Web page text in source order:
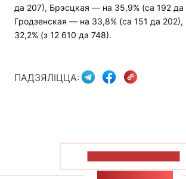
да 207), Брэсцкая — на 35,9% (са 192 да
Гродзенская — на 33,8% (са 151 да 202),
32,2% (з 12 610 да 748).
ПАДЗЯЛІЦЦА: